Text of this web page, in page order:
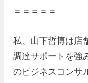
＝＝＝＝＝
私、山下哲博は店
調達サポートを強
のビジネスコンサ